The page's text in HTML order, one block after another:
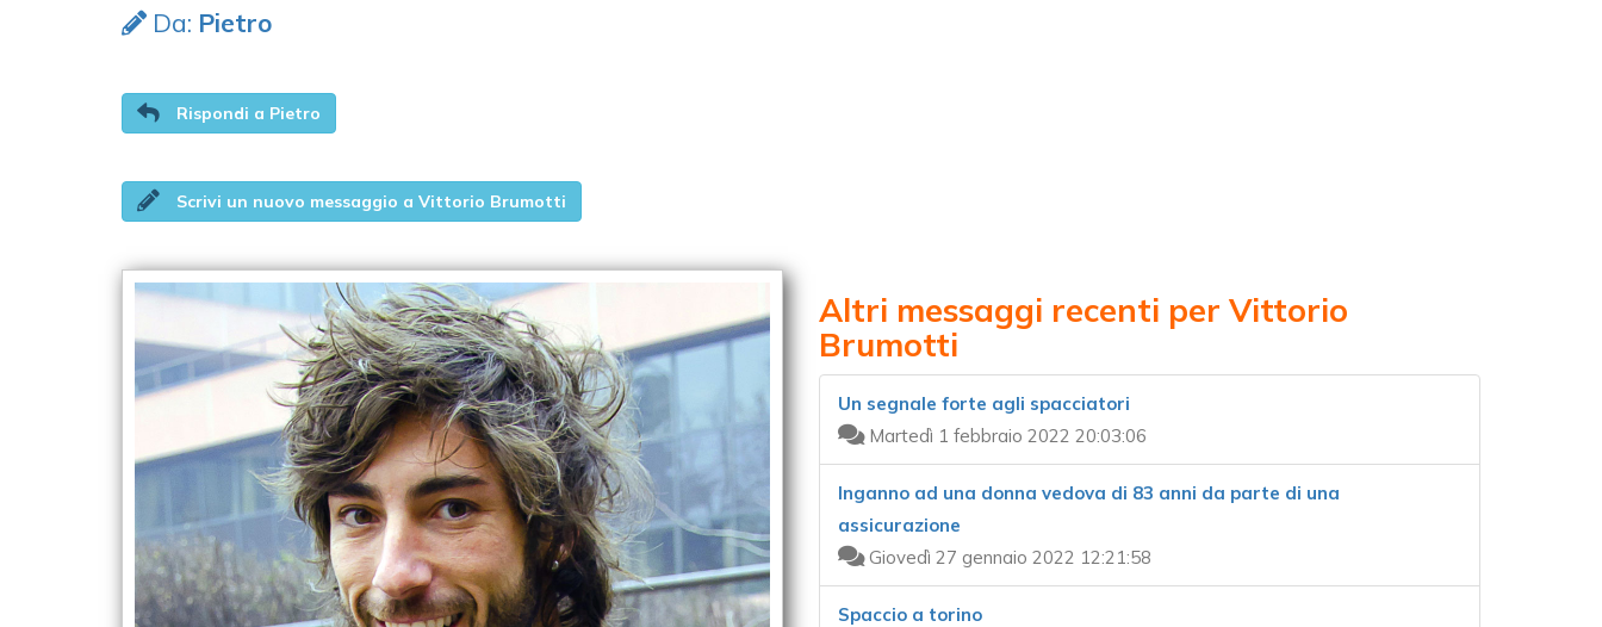
Da: Pietro
Rispondi a Pietro
Scrivi un nuovo messaggio a Vittorio Brumotti
Altri messaggi recenti per Vittorio
Brumotti
Un segnale forte agli spacciatori
Martedì 1 febbraio 2022 20:03:06
Inganno ad una donna vedova di 83 anni da parte di una
assicurazione
Giovedì 27 gennaio 2022 12:21:58
Spaccio a torino